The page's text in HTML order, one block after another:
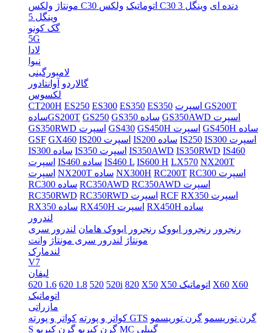
مونتاژ
ولکس C30 اتوماتیک ولکس C30 دنده ای وینگل 3
وینگل 5
گک کونو
5G
لادا
نیوا
لامبورگینی
گالاردو آوانتادور
لکسوس
CT200H ES250 ES300 ES350 ES350
اسپرت GS200T
سادهGS200T GS250 GS350 ساده
GS350AWD اسپرت
GS350RWD اسپرت GS430 GS450H اسپرت
GS450H ساده
GSF GX460 IS200 اسپرت IS200 ساده IS250
IS300 اسپرت
IS300 ساده
IS350 اسپرت IS350AWD IS350RWD IS460
اسپرت
IS460 ساده IS460 L IS600 H LX570 NX200T
اسپرت
NX200T ساده NX300H RC200T
RC300 اسپرت
RC300 ساده RC350AWD
RC350AWD اسپرت
RC350RWD
RC350RWD اسپرت RCF
RX350 اسپرت
RX350 ساده
RX450H اسپرت
RX450H ساده
لندرور
رنجرور رنجرور ایووک رنجرور ایووک هامان لندرور سری
مونتاژ لندرور سری مونتاژ وانت
لندمارک
V7
لیفان
620 1.6 620 1.8 520 520i 820 X50 X50 اتوماتیک X60 X60
اتوماتیک
مازراتی
کواتر و پورته کواتر و پورته GTS گرن توریسمو گرن توریسمو
S
گرن کبریو گرن کبریو MC گیبلی